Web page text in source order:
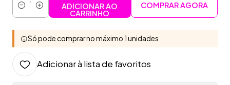
Quantidade
ADICIONAR AO
CARRINHO
COMPRAR AGORA
Só pode comprar no máximo 1 unidades
Adicionar à lista de favoritos